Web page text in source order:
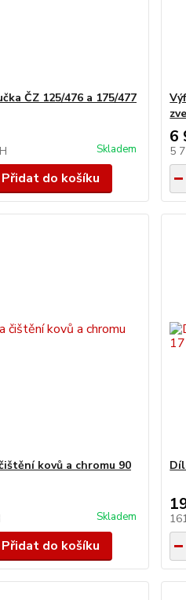
ČZ 125/476 a 175/477
Skladem
Přidat do košíku
6
5
kovů a chromu 90
Skladem
Přidat do košíku